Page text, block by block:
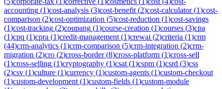
accounting (1)cost-analysis (3)cost-benefit (2)cost-calculator(1)cost-
comparison (2)cost-optimization (5)cost-reduction (1)cost-savings
(1)cost-tracking (2)coupang (1)course-creation (1)courses (3)cpa
(1)cpq (1)cpra (1)credit-management (1)crewai (2)criteria (1)crm
(44)crm-analytics (1)crm-comparison (5)crm-integration (2)crm-
migration (2)cro (2)cross-border(8)cross-platform (1)cross-sell
(1)cross-selling (1)cryptography (1)csat (1)cspm (1)csrd (3)css
(2)csv (1)culture (1)currency (1)custom-agents (1)custom-checkout
(1)custom-development (1)custom-fields (1)custom-module